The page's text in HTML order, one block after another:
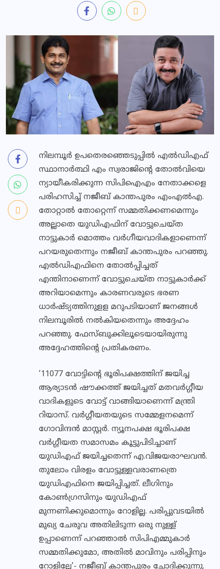
നിലമ്പൂര്‍ ഉപതെരഞ്ഞെടുപ്പില്‍ എല്‍ഡിഎഫ്
സ്ഥാനാര്‍ത്ഥി എം സ്വരാജിന്റെ തോല്‍വിയെ
ന്യായീകരിക്കുന്ന സിപിഐഎം നേതാക്കളെ
പരിഹസിച്ച് നജീബ് കാന്തപുരം എംഎല്‍എ.
തോറ്റാല്‍ തോറ്റെന്ന് സമ്മതിക്കണമെന്നും
അല്ലാതെ യുഡിഎഫിന് വോട്ടുചെയ്ത
നാട്ടുകാര്‍ മൊത്തം വര്‍ഗീയവാദികളാണെന്ന്
പറയരുതെന്നും നജീബ് കാന്തപുരം പറഞ്ഞു.
എല്‍ഡിഎഫിനെ തോല്‍പ്പിച്ചത്
എന്തിനാണെന്ന് വോട്ടുചെയ്ത നാട്ടുകാര്‍ക്ക്
അറിയാമെന്നും കാരണവരുടെ ഭരണ
ധാര്‍ഷ്ട്യത്തിനുളള മറുപടിയാണ് ജനങ്ങള്‍
നിലമ്പൂരില്‍ നല്‍കിയതെന്നും അദ്ദേഹം
പറഞ്ഞു. ഫേസ്ബുക്കിലൂടെയായിരുന്നു
അദ്ദേഹത്തിന്റെ പ്രതികരണം.
‘11077 വോട്ടിൻ്റെ ഭൂരിപക്ഷത്തിന് ജയിച്ച
ആര്യാടൻ ഷൗക്കത്ത് ജയിച്ചത് മതവർഗ്ഗീയ
വാദികളുടെ വോട്ട് വാങ്ങിയാണെന്ന് മന്ത്രി
റിയാസ്. വർഗ്ഗീയതയുടെ സമ്മേളനമെന്ന്
ഗോവിന്ദൻ മാസ്റ്റർ. ന്യൂനപക്ഷ ഭൂരിപക്ഷ
വർഗ്ഗീയത സമാസമം കൂട്ടുപിടിച്ചാണ്
യുഡിഎഫ് ജയിച്ചതെന്ന് എ.വിജയരാഘവൻ.
തുലോം വിരളം വോട്ടുള്ളവരാണത്രെ
യുഡിഎഫിനെ ജയിപ്പിച്ചത്. ലീഗിനും
കോൺഗ്രസിനും യുഡിഎഫ്
മുന്നണിക്കുമൊന്നും റോളില്ല. പരിപ്പുവടയിൽ
മുഖ്യ ചേരുവ അതിലിടുന്ന ഒരു നുള്ള്
ഉപ്പാണെന്ന് പറഞ്ഞാൽ സിപിഎമ്മുകാർ
സമ്മതിക്കുമോ, അതിൽ മാവിനും പരിപ്പിനും
റോളില്ലേ’- നജീബ് കാന്തപുരം ചോദിക്കുന്നു.